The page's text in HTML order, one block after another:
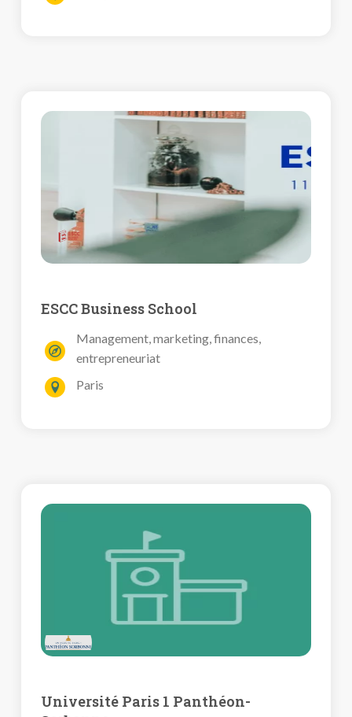
ESCC Business School
Management, marketing, finances,
entrepreneuriat
Paris
Université Paris 1 Panthéon-